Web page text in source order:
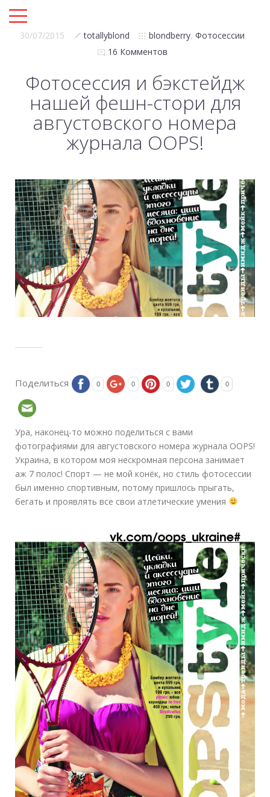
30/07/2015 totallyblond blondberry, Фотосессии
16 Комментов
Фотосессия и бэкстейдж
нашей фешн-стори для
августовского номера
журнала OOPS!
Поделиться 0 0 0 0
Ура, наконец-то можно поделиться с вами
фотографиями для августовского номера журнала OOPS!
Украина, в котором моя нескромная персона занимает
аж 7 полос! Спорт — не мой конёк, но стиль фотосессии
был именно спортивным, потому пришлось прыгать,
бегать и проявлять все свои атлетические умения